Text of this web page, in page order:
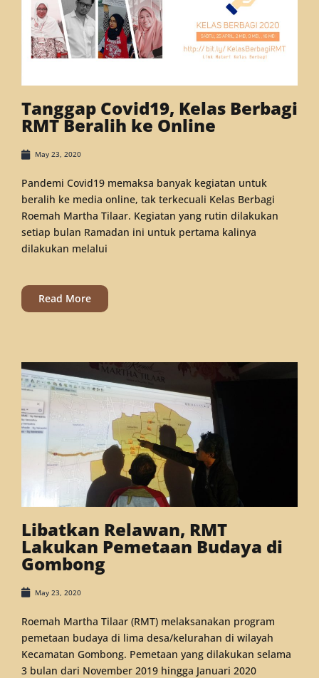
Tanggap Covid19, Kelas Berbagi
RMT Beralih ke Online
May 23, 2020
Pandemi Covid19 memaksa banyak kegiatan untuk
beralih ke media online, tak terkecuali Kelas Berbagi
Roemah Martha Tilaar. Kegiatan yang rutin dilakukan
setiap bulan Ramadan ini untuk pertama kalinya
dilakukan melalui
Read More
Libatkan Relawan, RMT
Lakukan Pemetaan Budaya di
Gombong
May 23, 2020
Roemah Martha Tilaar (RMT) melaksanakan program
pemetaan budaya di lima desa/kelurahan di wilayah
Kecamatan Gombong. Pemetaan yang dilakukan selama
3 bulan dari November 2019 hingga Januari 2020